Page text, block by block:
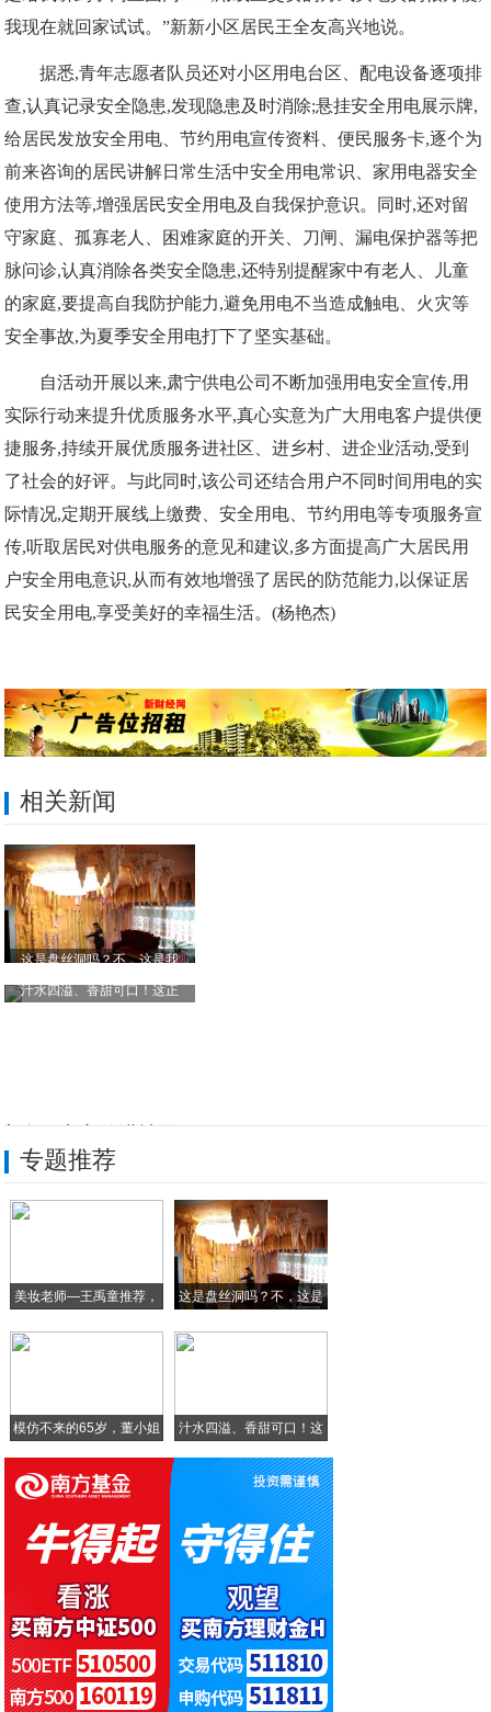
我现在就回家试试。”新新小区居民王全友高兴地说。
据悉,青年志愿者队员还对小区用电台区、配电设备逐项排
查,认真记录安全隐患,发现隐患及时消除;悬挂安全用电展示牌,
给居民发放安全用电、节约用电宣传资料、便民服务卡,逐个为
前来咨询的居民讲解日常生活中安全用电常识、家用电器安全
使用方法等,增强居民安全用电及自我保护意识。同时,还对留
守家庭、孤寡老人、困难家庭的开关、刀闸、漏电保护器等把
脉问诊,认真消除各类安全隐患,还特别提醒家中有老人、儿童
的家庭,要提高自我防护能力,避免用电不当造成触电、火灾等
安全事故,为夏季安全用电打下了坚实基础。
自活动开展以来,肃宁供电公司不断加强用电安全宣传,用
实际行动来提升优质服务水平,真心实意为广大用电客户提供便
捷服务,持续开展优质服务进社区、进乡村、进企业活动,受到
了社会的好评。与此同时,该公司还结合用户不同时间用电的实
际情况,定期开展线上缴费、安全用电、节约用电等专项服务宣
传,听取居民对供电服务的意见和建议,多方面提高广大居民用
户安全用电意识,从而有效地增强了居民的防范能力,以保证居
民安全用电,享受美好的幸福生活。(杨艳杰)
相关新闻
这是盘丝洞吗？不，这是我
汁水四溢、香甜可口！这正
开设暑期“安全用电课堂”
政企联合防汛保电“大练兵”
超微联云全面保障用户权益，让用户“买的开
专题推荐
美妆老师—王禹童推荐，
这是盘丝洞吗？不，这是
模仿不来的65岁，董小姐
汁水四溢、香甜可口！这